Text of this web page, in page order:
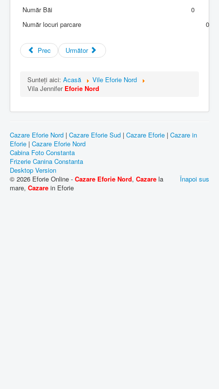
Număr Băi
0
Număr locuri parcare
0
Prec Următor
Sunteți aici: Acasă
Vile Eforie Nord
Vila Jennifer Eforie Nord
Cazare Eforie Nord | Cazare Eforie Sud | Cazare Eforie | Cazare in
Eforie | Cazare Eforie Nord
Cabina Foto Constanta
Frizerie Canina Constanta
Desktop Version
Înapoi sus
© 2026 Eforie Online - Cazare Eforie Nord, Cazare la
mare, Cazare in Eforie